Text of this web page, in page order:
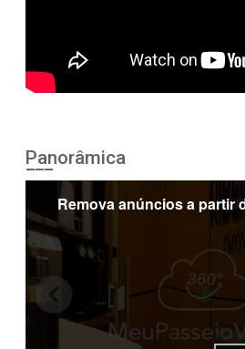
Panorâmica